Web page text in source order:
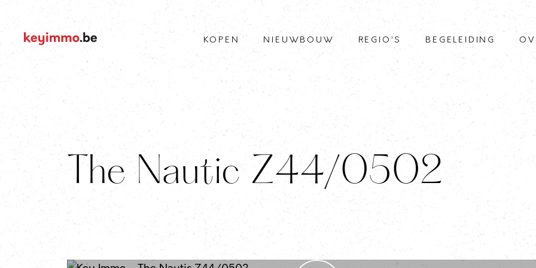
KOPEN NIEUWBOUW REGIO’S BEGELEIDING
The Nautic Z44/0502